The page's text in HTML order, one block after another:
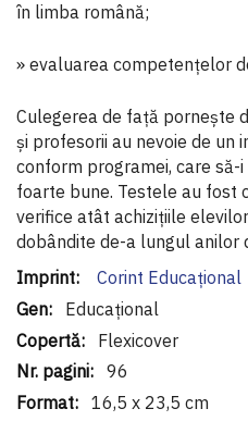
în limba română;
» evaluarea competenţelor
Culegerea de faţă porneşte
şi profesorii au nevoie de un
conform programei, care
foarte bune. Testele au fost
verifice atât achiziţiile
dobândite de-a lungul anilor
Informaţii
suplimentare
Corint Educaţional
Educațional
Flexicover
96
16,5 x 23,5 cm